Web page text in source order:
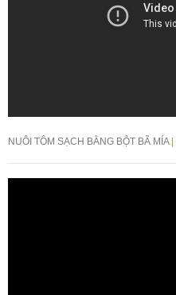
NUÔI TÔM SẠCH BẰNG BỘT BÃ MÍA